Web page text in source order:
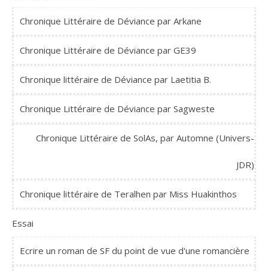
Chronique Littéraire de Déviance par Arkane
Chronique Littéraire de Déviance par GE39
Chronique littéraire de Déviance par Laetitia B.
Chronique Littéraire de Déviance par Sagweste
Chronique Littéraire de SolAs, par Automne (Univers-
JDR)
Chronique littéraire de Teralhen par Miss Huakinthos
Essai
Ecrire un roman de SF du point de vue d'une romancière